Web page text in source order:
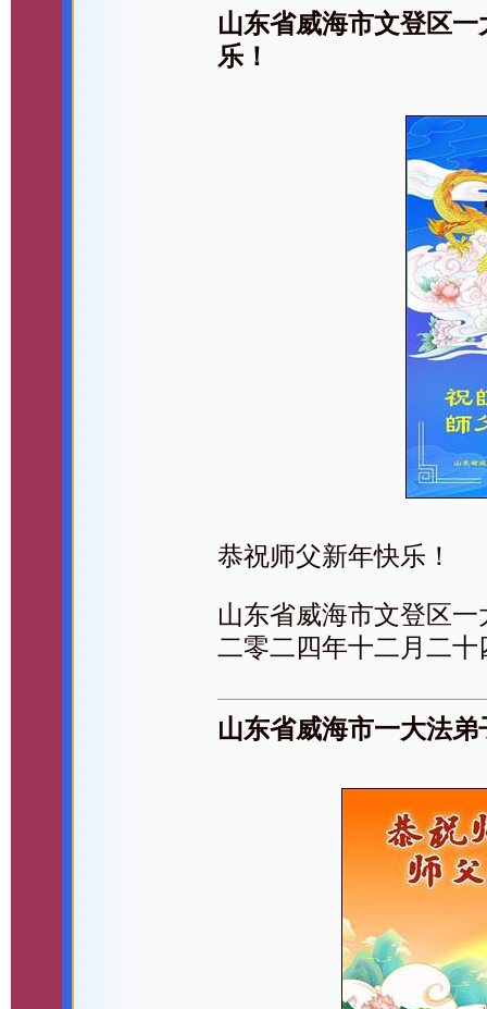
山东省威海市文登区
乐！
恭祝师父新年快乐！
山东省威海市文登区
二零二四年十二月二十
山东省威海市一大法